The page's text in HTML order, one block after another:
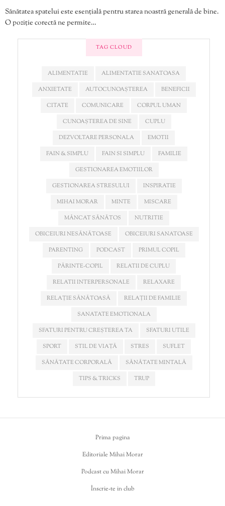
Sănătatea spatelui este esențială pentru starea noastră generală de bine.
O poziție corectă ne permite…
TAG CLOUD
ALIMENTATIE
ALIMENTATIE SANATOASA
ANXIETATE
AUTOCUNOAȘTEREA
BENEFICII
CITATE
COMUNICARE
CORPUL UMAN
CUNOAȘTEREA DE SINE
CUPLU
DEZVOLTARE PERSONALA
EMOTII
FAIN & SIMPLU
FAIN SI SIMPLU
FAMILIE
GESTIONAREA EMOTIILOR
GESTIONAREA STRESULUI
INSPIRATIE
MIHAI MORAR
MINTE
MISCARE
MÂNCAT SĂNĂTOS
NUTRITIE
OBICEIURI NESĂNĂTOASE
OBICEIURI SANATOASE
PARENTING
PODCAST
PRIMUL COPIL
PĂRINTE-COPIL
RELATII DE CUPLU
RELATII INTERPERSONALE
RELAXARE
RELAȚIE SĂNĂTOASĂ
RELAȚII DE FAMILIE
SANATATE EMOTIONALA
SFATURI PENTRU CREȘTEREA TA
SFATURI UTILE
SPORT
STIL DE VIAȚĂ STRES
SUFLET
SĂNĂTATE CORPORALĂ
SĂNĂTATE MINTALĂ
TIPS & TRICKS
TRUP
Prima pagina
Editoriale Mihai Morar
Podcast cu Mihai Morar
Înscrie-te in club